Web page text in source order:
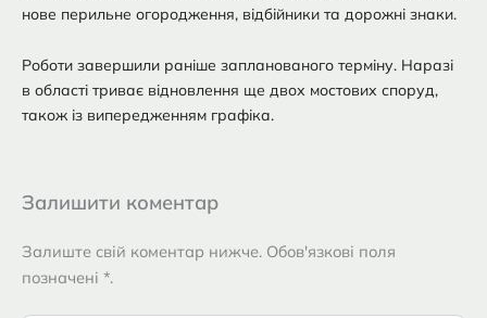
нове перильне огородження, відбійники та дорожні знаки.
Роботи завершили раніше запланованого терміну. Наразі
в області триває відновлення ще двох мостових споруд,
також із випередженням графіка.
Залишити коментар
Залиште свій коментар нижче. Обов'язкові поля
позначені *.